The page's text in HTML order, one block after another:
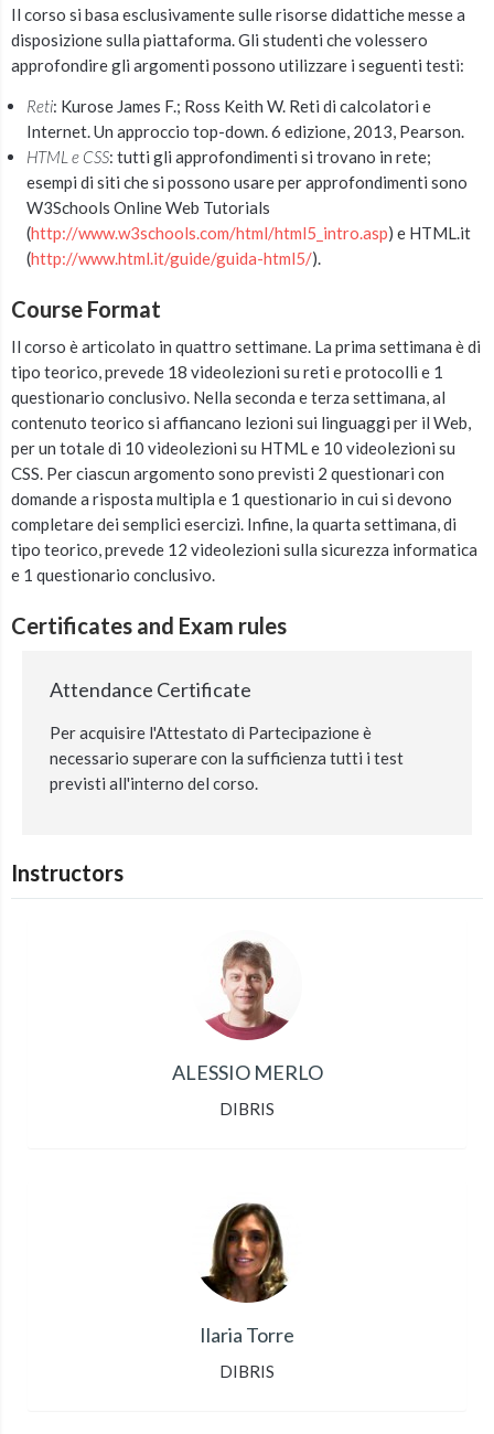
Il corso si basa esclusivamente sulle risorse didattiche messe a
disposizione sulla piattaforma. Gli studenti che volessero
approfondire gli argomenti possono utilizzare i seguenti testi:
Reti: Kurose James F.; Ross Keith W. Reti di calcolatori e
Internet. Un approccio top-down. 6 edizione, 2013, Pearson.
HTML e CSS: tutti gli approfondimenti si trovano in rete;
esempi di siti che si possono usare per approfondimenti sono
W3Schools Online Web Tutorials
(http://www.w3schools.com/html/html5_intro.asp) e HTML.it
(http://www.html.it/guide/guida-html5/).
Course Format
Il corso è articolato in quattro settimane. La prima settimana è di
tipo teorico, prevede 18 videolezioni su reti e protocolli e 1
questionario conclusivo. Nella seconda e terza settimana, al
contenuto teorico si affiancano lezioni sui linguaggi per il Web,
per un totale di 10 videolezioni su HTML e 10 videolezioni su
CSS. Per ciascun argomento sono previsti 2 questionari con
domande a risposta multipla e 1 questionario in cui si devono
completare dei semplici esercizi. Infine, la quarta settimana, di
tipo teorico, prevede 12 videolezioni sulla sicurezza informatica
e 1 questionario conclusivo.
Certificates and Exam rules
Attendance Certificate
Per acquisire l'Attestato di Partecipazione è
necessario superare con la sufficienza tutti i test
previsti all'interno del corso.
Instructors
ALESSIO MERLO
DIBRIS
Ilaria Torre
DIBRIS